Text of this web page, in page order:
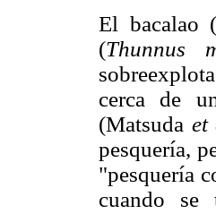
El bacalao (
(Thunnus
cerca de
(Matsuda et
pesquería,
"pesquería
cuando se